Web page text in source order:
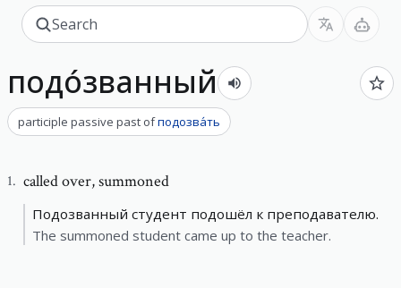
подо́званный
participle passive past ofподозва́ть
1. called over,summoned
Подозванный студент подошёл к преподавателю.
The summoned student came up to the teacher.